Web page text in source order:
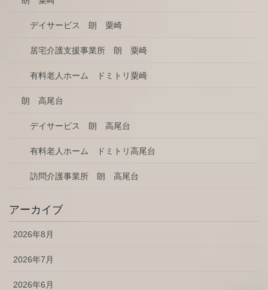
デイサービス 朗 粟崎
居宅介護支援事業所 朗 粟崎
有料老人ホーム ドミトリ粟崎
朗 高尾台
デイサービス 朗 高尾台
有料老人ホーム ドミトリ高尾台
訪問介護事業所 朗 高尾台
アーカイブ
2026年8月
2026年7月
2026年6月